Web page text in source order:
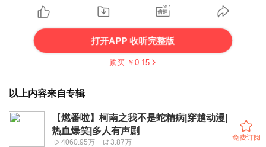
打开APP 收听完整版
购买 ￥ 0.15
以上内容来自专辑
【燃番啦】柯南之我不是蛇精病|穿越动漫|
热血爆笑|多人有声剧
4060.95万 3.87万
免费订阅